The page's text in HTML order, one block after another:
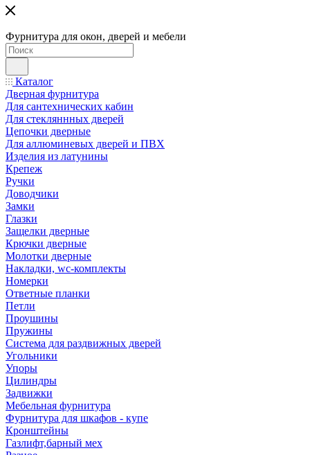
Фурнитура для окон, дверей и мебели
Каталог
Дверная фурнитура
Для сантехнических кабин
Для стекляннных дверей
Цепочки дверные
Для аллюминевых дверей и ПВХ
Изделия из латунины
Крепеж
Ручки
Доводчики
Замки
Глазки
Защелки дверные
Крючки дверные
Молотки дверные
Накладки, wc-комплекты
Номерки
Ответные планки
Петли
Проушины
Пружины
Система для раздвижных дверей
Угольники
Упоры
Цилиндры
Задвижки
Мебельная фурнитура
Фурнитура для шкафов - купе
Кронштейны
Газлифт,барный мех